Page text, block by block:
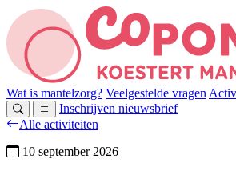
Wat is mantelzorg? Veelgestelde vragen
Inschrijven nieuwsbrief
Alle activiteiten
10 september 2026